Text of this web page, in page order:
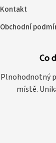
Co
Plnohodnotný
místě.
Kontakt
Obchodní